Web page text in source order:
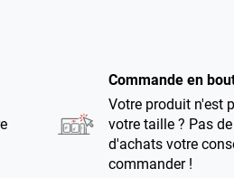
Commande en
Votre produit n'est
votre taille ? Pas
d'achats votre
commander !